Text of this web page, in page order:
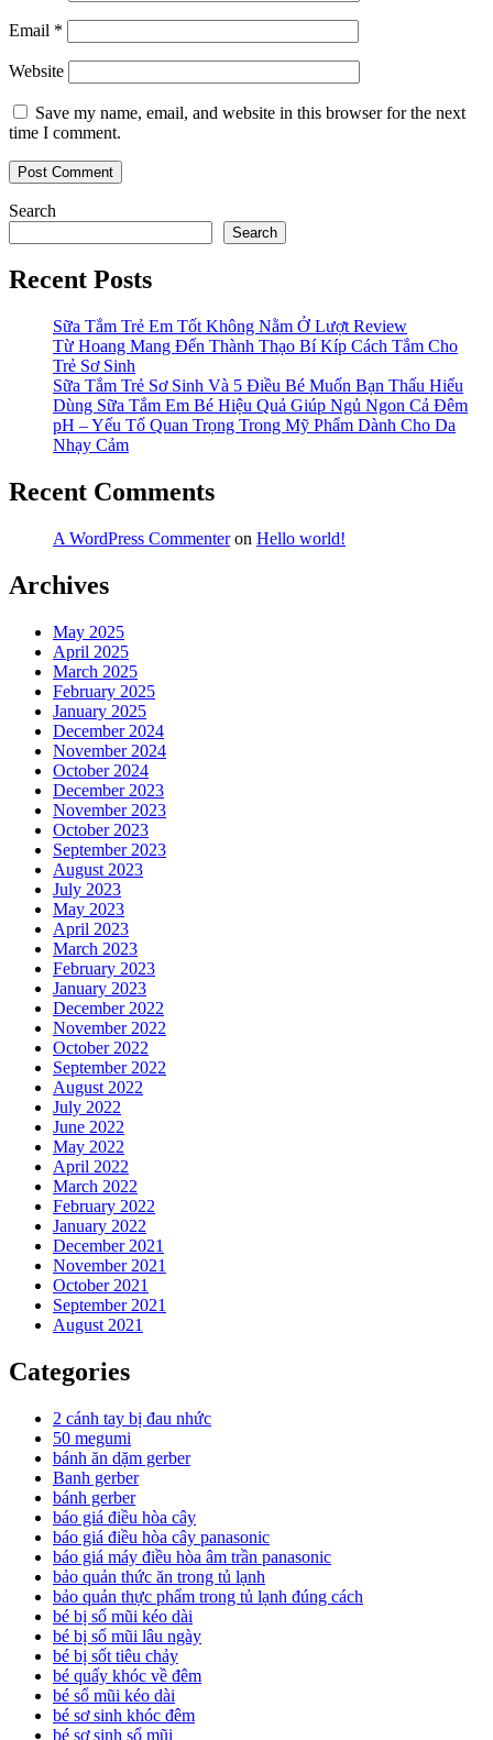
Email *
Website
Save my name, email, and website in this browser for the next
time I comment.
Search
Search
Recent Posts
Sữa Tắm Trẻ Em Tốt Không Nằm Ở Lượt Review
Từ Hoang Mang Đến Thành Thạo Bí Kíp Cách Tắm Cho
Trẻ Sơ Sinh
Sữa Tắm Trẻ Sơ Sinh Và 5 Điều Bé Muốn Bạn Thấu Hiểu
Dùng Sữa Tắm Em Bé Hiệu Quả Giúp Ngủ Ngon Cả Đêm
pH – Yếu Tố Quan Trọng Trong Mỹ Phẩm Dành Cho Da
Nhạy Cảm
Recent Comments
A WordPress Commenteron Hello world!
Archives
May 2025
April 2025
March 2025
February 2025
January 2025
December 2024
November 2024
October 2024
December 2023
November 2023
October 2023
September 2023
August 2023
July 2023
May 2023
April 2023
March 2023
February 2023
January 2023
December 2022
November 2022
October 2022
September 2022
August 2022
July 2022
June 2022
May 2022
April 2022
March 2022
February 2022
January 2022
December 2021
November 2021
October 2021
September 2021
August 2021
Categories
2 cánh tay bị đau nhức
50 megumi
bánh ăn dặm gerber
Banh gerber
bánh gerber
báo giá điều hòa cây
báo giá điều hòa cây panasonic
báo giá máy điều hòa âm trần panasonic
bảo quản thức ăn trong tủ lạnh
bảo quản thực phẩm trong tủ lạnh đúng cách
bé bị sổ mũi kéo dài
bé bị sổ mũi lâu ngày
bé bị sốt tiêu chảy
bé quấy khóc về đêm
bé sổ mũi kéo dài
bé sơ sinh khóc đêm
bé sơ sinh sổ mũi